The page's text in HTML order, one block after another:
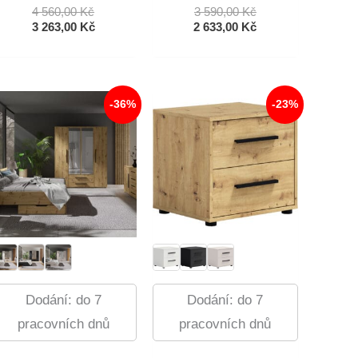
4 560,00KčPůvodní
Cena
3 263,00 KčAktuální
263,00 Kč.
3 590,00KčPůvodní
Cena
2 633,00 KčAktuální
633,00 Kč.
-36%
Dodání: do 7
pracovních dnů
-23%
Dodání: do 7
pracovních dnů